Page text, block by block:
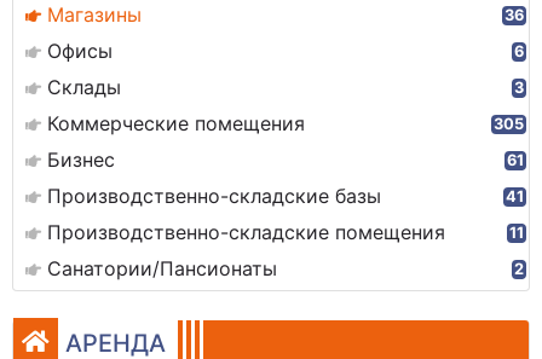
Магазины 36
Офисы 6
Склады 3
Коммерческие помещения 305
Бизнес 61
Производственно-складские базы 41
Производственно-складские помещения 11
Санатории/Пансионаты 2
АРЕНДА